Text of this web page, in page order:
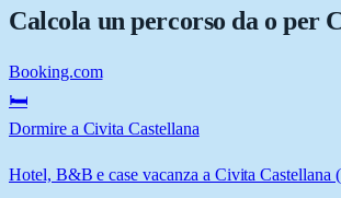
Calcola un percorso da o per
Booking.com
🛏️
Dormire a Civita Castellana
Hotel, B&B e case vacanza a Civita